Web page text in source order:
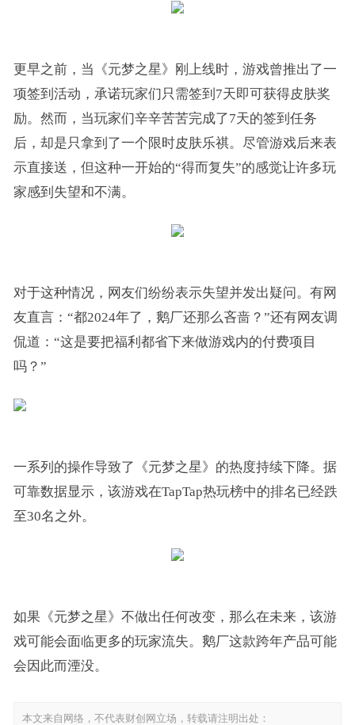
更早之前，当《元梦之星》刚上线时，游戏曾推出了一
项签到活动，承诺玩家们只需签到7天即可获得皮肤奖
励。然而，当玩家们辛辛苦苦完成了7天的签到任务
后，却是只拿到了一个限时皮肤乐祺。尽管游戏后来表
示直接送，但这种一开始的“得而复失”的感觉让许多玩
家感到失望和不满。
对于这种情况，网友们纷纷表示失望并发出疑问。有网
友直言：“都2024年了，鹅厂还那么吝啬？”还有网友调
侃道：“这是要把福利都省下来做游戏内的付费项目
吗？”
一系列的操作导致了《元梦之星》的热度持续下降。据
可靠数据显示，该游戏在TapTap热玩榜中的排名已经跌
至30名之外。
如果《元梦之星》不做出任何改变，那么在未来，该游
戏可能会面临更多的玩家流失。鹅厂这款跨年产品可能
会因此而湮没。
本文来自网络，不代表财创网立场，转载请注明出处：